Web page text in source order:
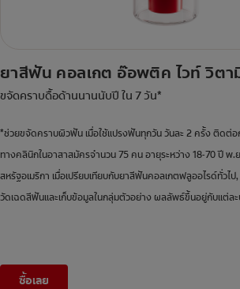
ยาสีฟัน คอลเกต อ๊อพติค ไวท์ วิตา
ขจัดคราบดื้อด้านนานนับปี ใน 7 วัน*
*ช่วยขจัดคราบผิวฟัน เมื่อใช้แปรงฟันทุกวัน วันละ 2 ครั้ง ติดต่อ
ทางคลินิกในอาสาสมัครจำนวน 75 คน อายุระหว่าง 18-70 ปี พ.
สหรัฐอเมริกา เมื่อเปรียบเทียบกับยาสีฟันคอลเกตฟลูออไรด์ทั่วไ
วัดเฉดสีฟันและเก็บข้อมูลในกลุ่มตัวอย่าง ผลลัพธ์ขึ้นอยู่กับแต่ล
ซื้อเลย